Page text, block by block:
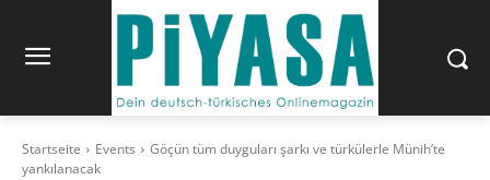
Startseite Events
Göçün tüm duyguları şarkı ve türkülerle Münih’te
yankılanacak